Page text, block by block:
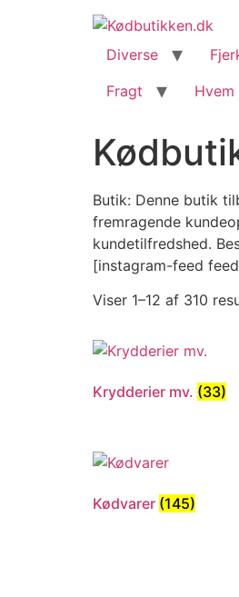
Diverse
Fragt
Hvem
Butik: Denne butik
fremragende
kundetilfredshed.
[instagram-feed
Viser 1–12 af 310
Krydderier mv. (33)
Kødvarer (145)